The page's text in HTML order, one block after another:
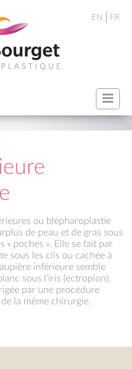
EN FR
ou blépharoplastie
de peau et de gras sous
« poches ». Elle se fait par
sous les cils ou cachée à
inférieure semble
sous l’iris (ectropion),
par une procédure
la même chirurgie.